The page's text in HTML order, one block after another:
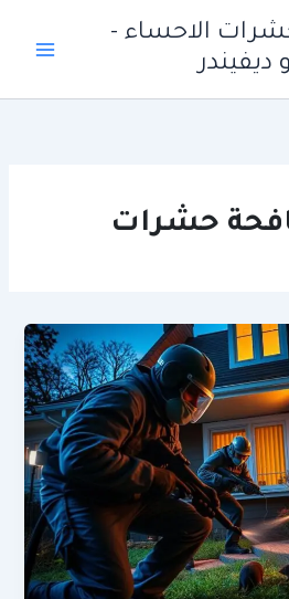
الاحساء -
ديفيندر
حشرات